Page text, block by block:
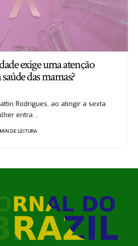
exige uma atenção
das mamas?
Rodrigues, ao atingir a sexta
entra…
DE LEITURA